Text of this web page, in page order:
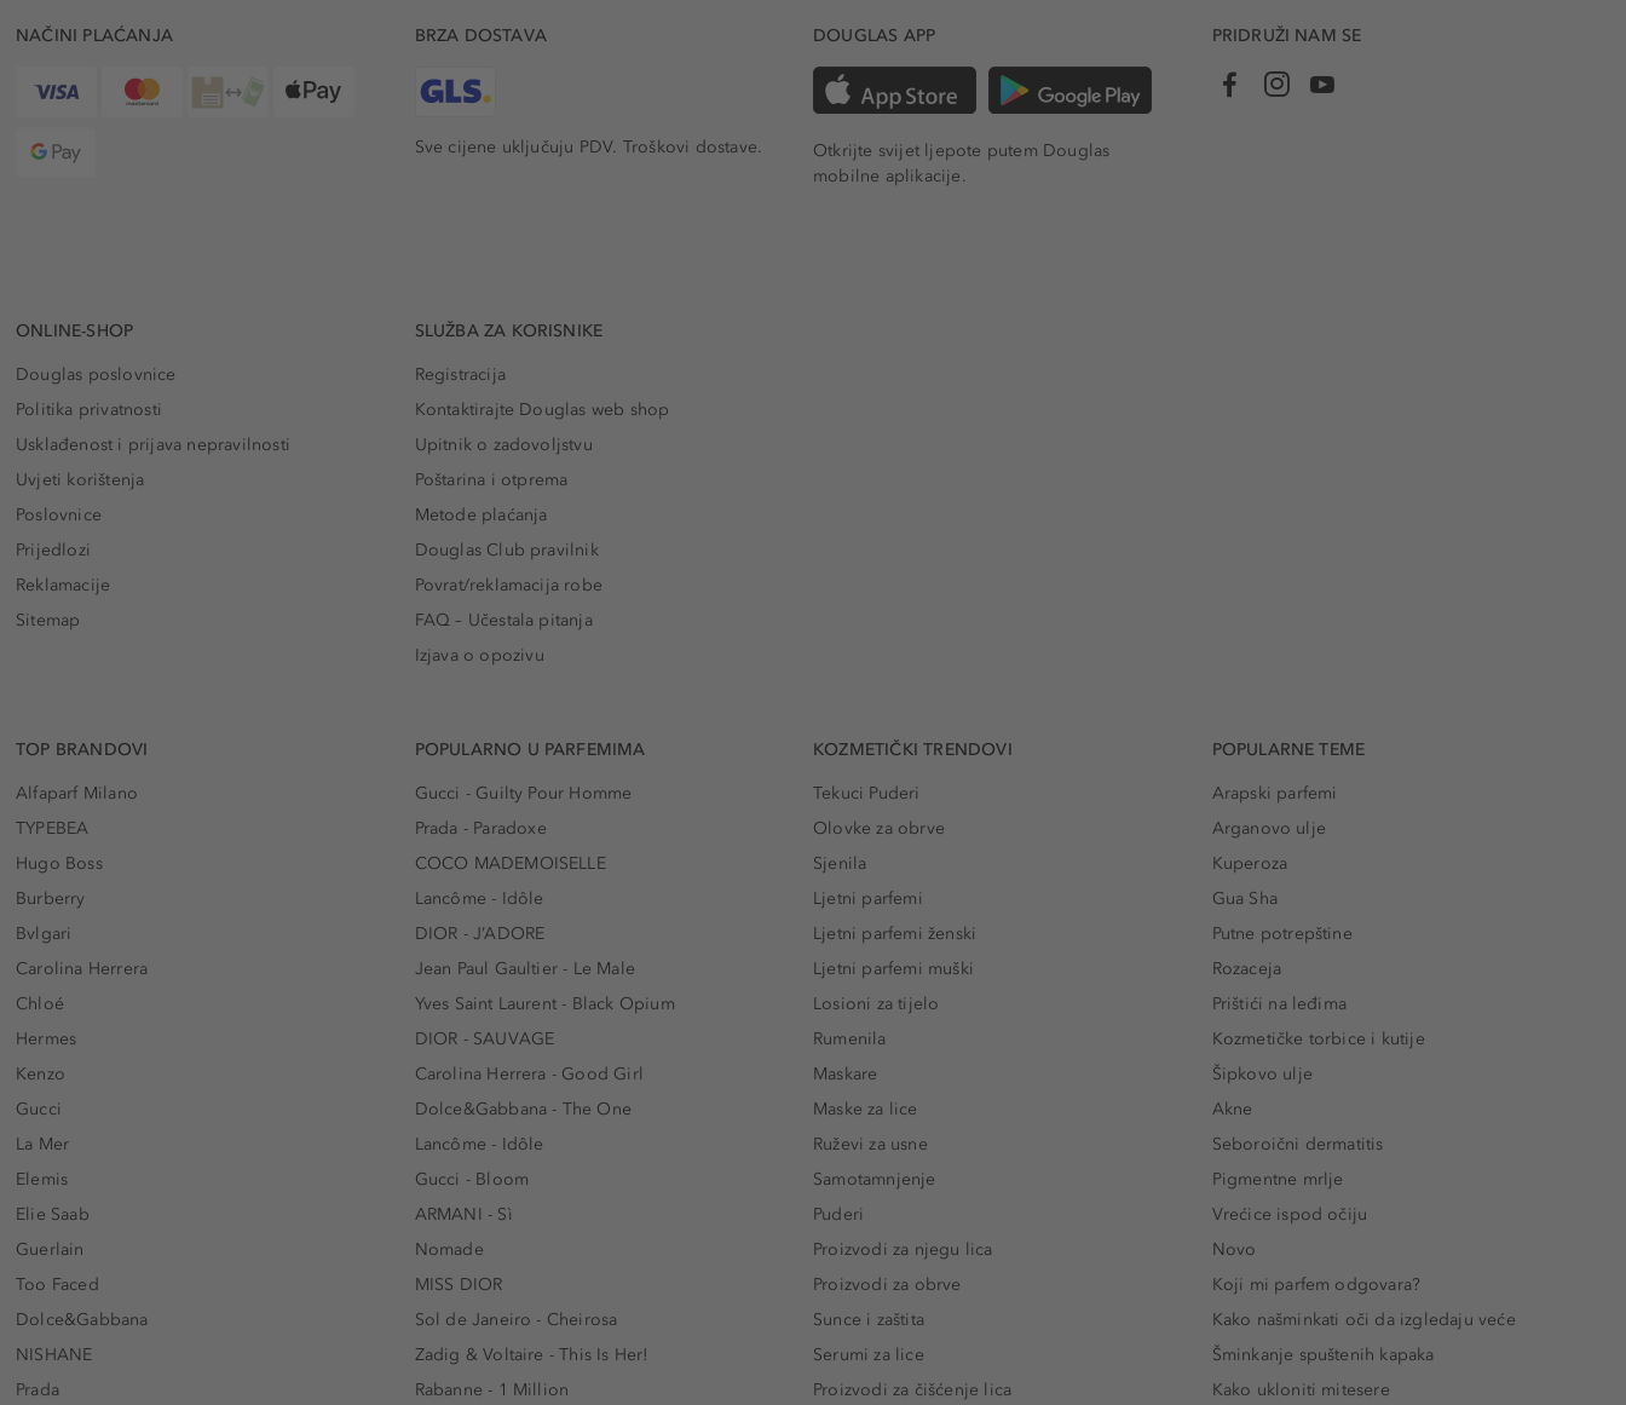
NAČINI PLAĆANJA BRZA DOSTAVA
Sve cijene uključuju PDV. Troškovi dostave.
DOUGLAS APP
Otkrijte svijet ljepote putem Douglas
mobilne aplikacije.
PRIDRUŽI NAM SE
ONLINE-SHOP
Douglas poslovnice
Politika privatnosti
Usklađenost i prijava nepravilnosti
Uvjeti korištenja
Poslovnice
Prijedlozi
Reklamacije
Sitemap
SLUŽBA ZA KORISNIKE
Registracija
Kontaktirajte Douglas web shop
Upitnik o zadovoljstvu
Poštarina i otprema
Metode plaćanja
Douglas Club pravilnik
Povrat/reklamacija robe
FAQ – Učestala pitanja
Izjava o opozivu
TOP BRANDOVI
Alfaparf Milano
TYPEBEA
Hugo Boss
Burberry
Bvlgari
Carolina Herrera
Chloé
Hermes
Kenzo
Gucci
La Mer
Elemis
Elie Saab
Guerlain
Too Faced
Dolce&Gabbana
NISHANE
Prada
POPULARNO U PARFEMIMA
Gucci - Guilty Pour Homme
Prada - Paradoxe
COCO MADEMOISELLE
Lancôme - Idôle
DIOR - J’ADORE
Jean Paul Gaultier - Le Male
Yves Saint Laurent - Black Opium
DIOR - SAUVAGE
Carolina Herrera - Good Girl
Dolce&Gabbana - The One
Lancôme - Idôle
Gucci - Bloom
ARMANI - Sì
Nomade
MISS DIOR
Sol de Janeiro - Cheirosa
Zadig & Voltaire - This Is Her!
Rabanne - 1 Million
KOZMETIČKI TRENDOVI
Tekuci Puderi
Olovke za obrve
Sjenila
Ljetni parfemi
Ljetni parfemi ženski
Ljetni parfemi muški
Losioni za tijelo
Rumenila
Maskare
Maske za lice
Ruževi za usne
Samotamnjenje
Puderi
Proizvodi za njegu lica
Proizvodi za obrve
Sunce i zaštita
Serumi za lice
Proizvodi za čišćenje lica
POPULARNE TEME
Arapski parfemi
Arganovo ulje
Kuperoza
Gua Sha
Putne potrepštine
Rozaceja
Prištići na leđima
Kozmetičke torbice i kutije
Šipkovo ulje
Akne
Seboroični dermatitis
Pigmentne mrlje
Vrećice ispod očiju
Novo
Koji mi parfem odgovara?
Kako našminkati oči da izgledaju veće
Šminkanje spuštenih kapaka
Kako ukloniti mitesere